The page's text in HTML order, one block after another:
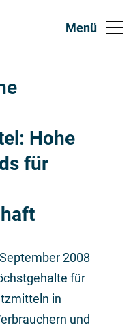
Hohe
für
2008
für
in
und